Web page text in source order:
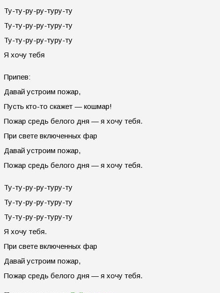
Ту-ту-ру-ру-туру-ту
Ту-ту-ру-ру-туру-ту
Ту-ту-ру-ру-туру-ту
Я хочу тебя
Припев:
Давай устроим пожар,
Пусть кто-то скажет — кошмар!
Пожар средь белого дня — я хочу тебя.
При свете включенных фар
Давай устроим пожар,
Пожар средь белого дня — я хочу тебя.
Ту-ту-ру-ру-туру-ту
Ту-ту-ру-ру-туру-ту
Ту-ту-ру-ру-туру-ту
Я хочу тебя.
При свете включенных фар
Давай устроим пожар,
Пожар средь белого дня — я хочу тебя.